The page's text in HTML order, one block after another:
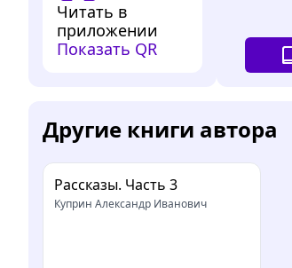
Читать в
приложении
Показать QR
Другие книги автора
Рассказы. Часть 3
Куприн Александр Иванович